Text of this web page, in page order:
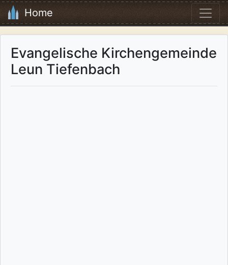
Home
Evangelische Kirchengemeinde
Leun Tiefenbach